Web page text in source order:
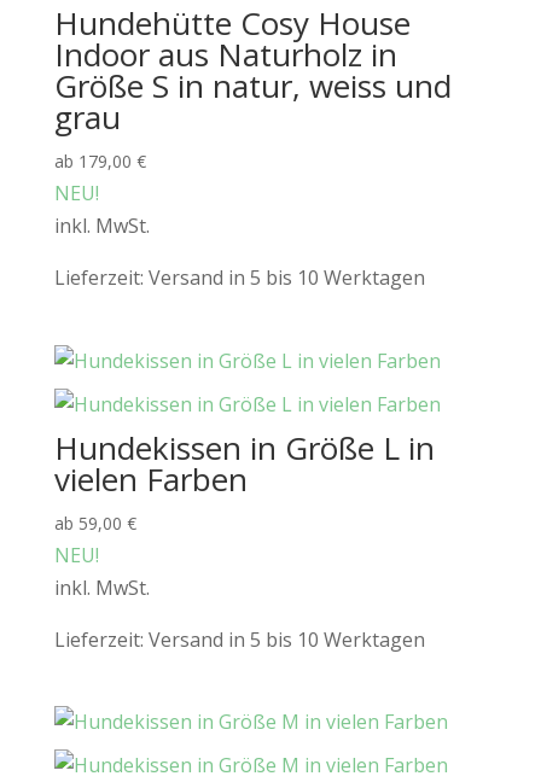
Hundehütte Cosy House
Indoor aus Naturholz in
Größe S in natur, weiss und
grau
ab 179,00 €
NEU!
inkl. MwSt.
Lieferzeit: Versand in 5 bis 10 Werktagen
Hundekissen in Größe L in
vielen Farben
ab 59,00 €
NEU!
inkl. MwSt.
Lieferzeit: Versand in 5 bis 10 Werktagen